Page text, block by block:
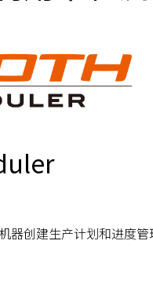
器创建生产计划和进度